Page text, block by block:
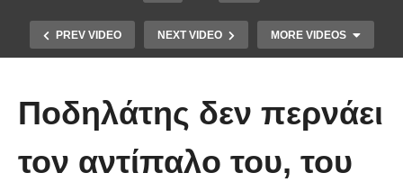
PREV VIDEO NEXT VIDEO MORE VIDEOS
Ποδηλάτης δεν περνάει
τον αντίπαλο του, του